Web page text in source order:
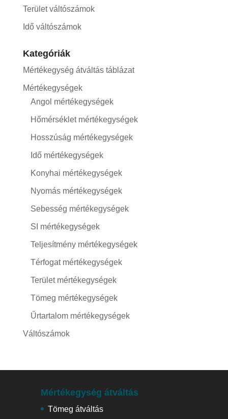
Terület váltószámok
Idő váltószámok
Kategóriák
Mértékegység átváltás táblázat
Mértékegységek
Angol mértékegységek
Hőmérséklet mértékegységek
Hosszúság mértékegységek
Idő mértékegységek
Konyhai mértékegységek
Nyomás mértékegységek
Sebesség mértékegységek
SI mértékegységek
Teljesítmény mértékegységek
Térfogat mértékegységek
Terület mértékegységek
Tömeg mértékegységek
Űrtartalom mértékegységek
Váltószámok
Mértékegység átváltás
Tömeg átváltás